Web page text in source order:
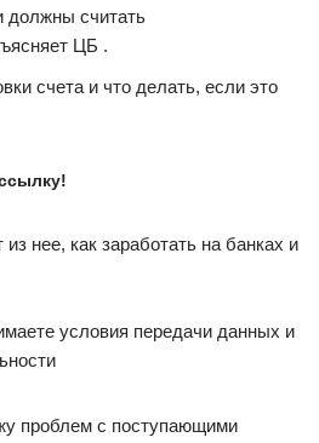
должны считать
ЦБ .
счета и что делать, если это
нее, как заработать на банках и
условия передачи данных и
проблем с поступающими